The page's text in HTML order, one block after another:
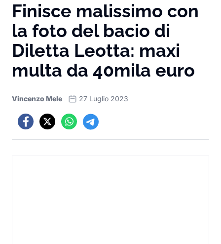
Finisce malissimo con
la foto del bacio di
Diletta Leotta: maxi
multa da 40mila euro
Vincenzo Mele 27 Luglio 2023